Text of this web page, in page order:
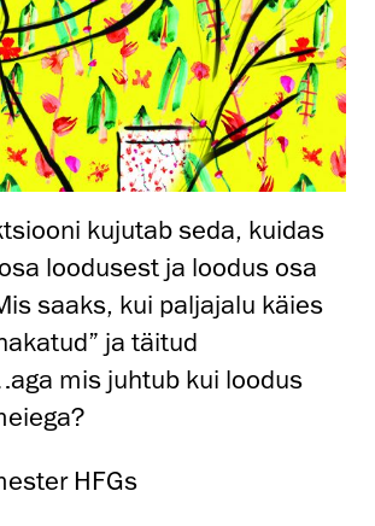
kujutab seda, kuidas
loodusest ja loodus osa
saaks, kui paljajalu käies
ja täitud
mis juhtub kui loodus
HFGs